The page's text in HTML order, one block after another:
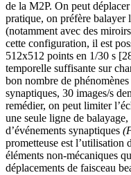
de la M2P. On peut
pratique, on préfère balayer
(notamment avec des
cette configuration, il est
512x512 points en 1/30 s
temporelle suffisante sur
bon nombre de
synaptiques, 30 images/s
remédier, on peut limiter
une seule ligne de
d’événements synaptiques
prometteuse est l’utilisation
éléments non-mécaniques
déplacements de faisceau